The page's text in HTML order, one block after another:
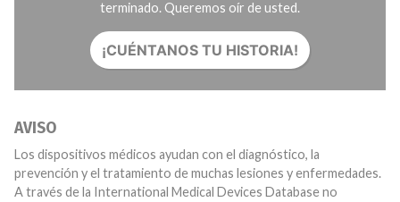
terminado. Queremos oír de usted.
¡CUÉNTANOS TU HISTORIA!
AVISO
Los dispositivos médicos ayudan con el diagnóstico, la
prevención y el tratamiento de muchas lesiones y enfermedades.
A través de la International Medical Devices Database no